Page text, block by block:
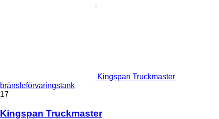
Kingspan Truckmaster
bränsleförvaringstank
17
Kingspan Truckmaster